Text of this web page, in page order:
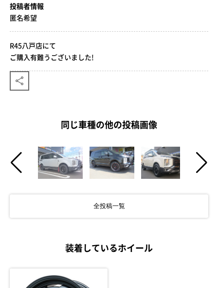
投稿者情報
匿名希望
R45八戸店にて
ご購入有難うございました!
同じ車種の他の投稿画像
全投稿一覧
装着しているホイール